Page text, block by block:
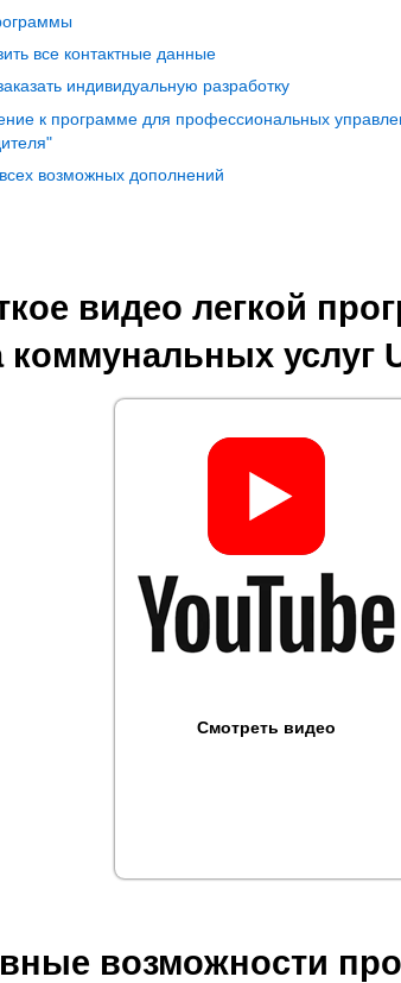
все контактные данные
индивидуальную разработку
к программе для профессиональных
возможных дополнений
видео легкой
коммунальных услуг
Смотреть видео
возможности